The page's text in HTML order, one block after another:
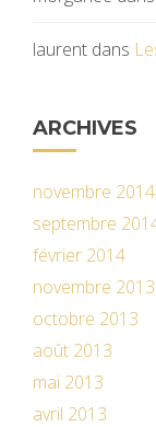
laurent dans
ARCHIVES
novembre 2014
septembre
février 2014
novembre 2013
octobre 2013
août 2013
mai 2013
avril 2013